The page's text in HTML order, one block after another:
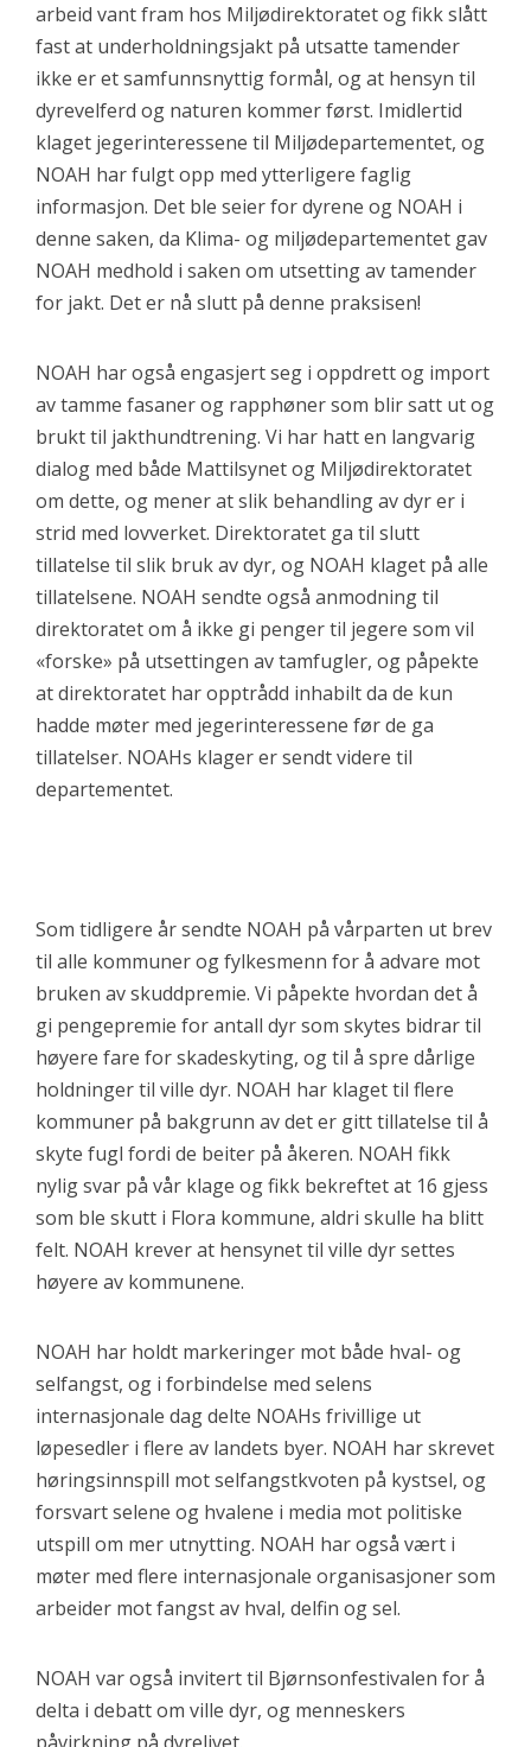
arbeid vant fram hos Miljødirektoratet og fikk slått
fast at underholdningsjakt på utsatte tamender
ikke er et samfunnsnyttig formål, og at hensyn til
dyrevelferd og naturen kommer først. Imidlertid
klaget jegerinteressene til Miljødepartementet, og
NOAH har fulgt opp med ytterligere faglig
informasjon. Det ble seier for dyrene og NOAH i
denne saken, da Klima- og miljødepartementet gav
NOAH medhold i saken om utsetting av tamender
for jakt. Det er nå slutt på denne praksisen!
NOAH har også engasjert seg i oppdrett og import
av tamme fasaner og rapphøner som blir satt ut og
brukt til jakthundtrening. Vi har hatt en langvarig
dialog med både Mattilsynet og Miljødirektoratet
om dette, og mener at slik behandling av dyr er i
strid med lovverket. Direktoratet ga til slutt
tillatelse til slik bruk av dyr, og NOAH klaget på alle
tillatelsene. NOAH sendte også anmodning til
direktoratet om å ikke gi penger til jegere som vil
«forske» på utsettingen av tamfugler, og påpekte
at direktoratet har opptrådd inhabilt da de kun
hadde møter med jegerinteressene før de ga
tillatelser. NOAHs klager er sendt videre til
departementet.
Som tidligere år sendte NOAH på vårparten ut brev
til alle kommuner og fylkesmenn for å advare mot
bruken av skuddpremie. Vi påpekte hvordan det å
gi pengepremie for antall dyr som skytes bidrar til
høyere fare for skadeskyting, og til å spre dårlige
holdninger til ville dyr. NOAH har klaget til flere
kommuner på bakgrunn av det er gitt tillatelse til å
skyte fugl fordi de beiter på åkeren. NOAH fikk
nylig svar på vår klage og fikk bekreftet at 16 gjess
som ble skutt i Flora kommune, aldri skulle ha blitt
felt. NOAH krever at hensynet til ville dyr settes
høyere av kommunene.
NOAH har holdt markeringer mot både hval- og
selfangst, og i forbindelse med selens
internasjonale dag delte NOAHs frivillige ut
løpesedler i flere av landets byer. NOAH har skrevet
høringsinnspill mot selfangstkvoten på kystsel, og
forsvart selene og hvalene i media mot politiske
utspill om mer utnytting. NOAH har også vært i
møter med flere internasjonale organisasjoner som
arbeider mot fangst av hval, delfin og sel.
NOAH var også invitert til Bjørnsonfestivalen for å
delta i debatt om ville dyr, og menneskers